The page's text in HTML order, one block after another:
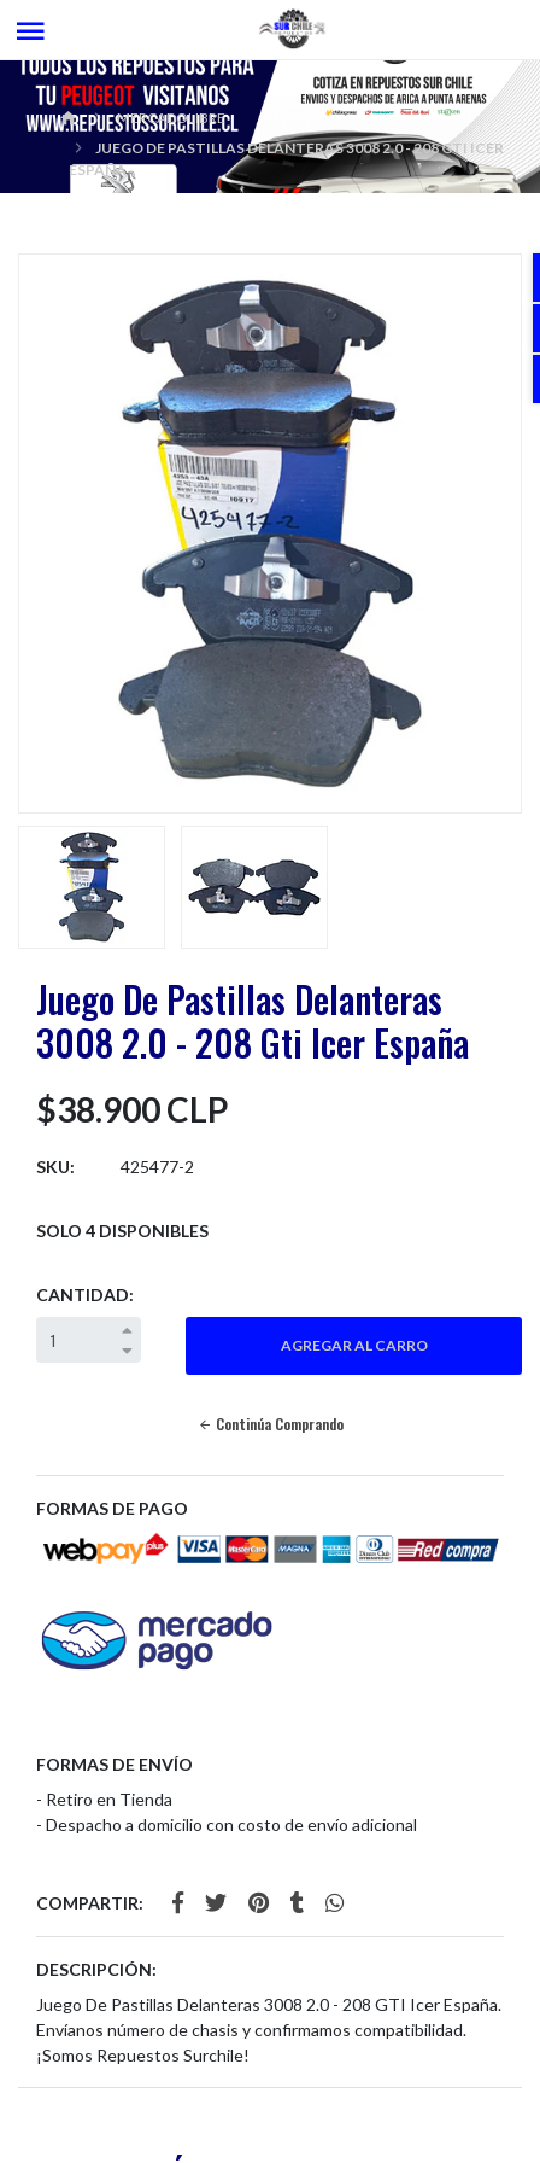
MERCADOLIBRE
JUEGO DE PASTILLAS DELANTERAS 3008 2.0 - 208 GTI ICER
ESPAÑA
Juego De Pastillas Delanteras
3008 2.0 - 208 Gti Icer España
$38.900 CLP
SKU: 425477-2
SOLO 4 DISPONIBLES
CANTIDAD:
Continúa Comprando
FORMAS DE PAGO
FORMAS DE ENVÍO
- Retiro en Tienda
- Despacho a domicilio con costo de envío adicional
COMPARTIR:
DESCRIPCIÓN:
Juego De Pastillas Delanteras 3008 2.0 - 208 GTI Icer España.
Envíanos número de chasis y confirmamos compatibilidad.
¡Somos Repuestos Surchile!